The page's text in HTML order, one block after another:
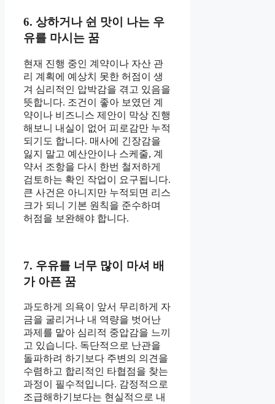
6. 상하거나 쉰 맛이 나는 우
유를 마시는 꿈
현재 진행 중인 계약이나 자산 관
리 계획에 예상치 못한 허점이 생
겨 심리적인 압박감을 겪고 있음을
뜻합니다. 조건이 좋아 보였던 계
약이나 비즈니스 제안이 막상 진행
해보니 내실이 없어 피로감만 누적
되기도 합니다. 매사에 긴장감을
잃지 말고 예산안이나 스케줄, 계
약서 조항을 다시 한번 철저하게
검토하는 확인 작업이 요구됩니다.
큰 사건은 아니지만 누적되면 리스
크가 되니 기본 원칙을 준수하며
허점을 보완해야 합니다.
7. 우유를 너무 많이 마셔 배
가 아픈 꿈
과도하게 의욕이 앞서 무리하게 자
금을 굴리거나 내 역량을 벗어난
과제를 맡아 심리적 중압감을 느끼
고 있습니다. 독단적으로 난관을
돌파하려 하기보다 주변의 의견을
수렴하고 합리적인 타협점을 찾는
과정이 필수적입니다. 감정적으로
조급해하기보다는 현실적으로 내